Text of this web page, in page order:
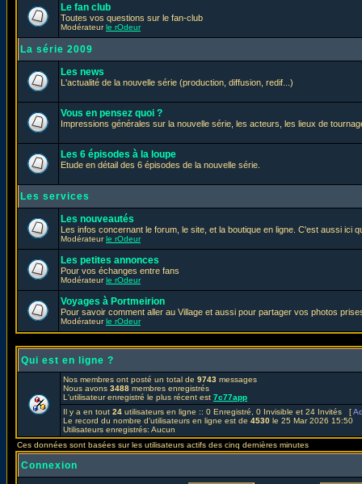
Le fan club
Toutes vos questions sur le fan-club
Modérateurle rOdeur
La série 2009
Les news
L'actualité de la nouvelle série (production, diffusion, redif...)
Vous en pensez quoi ?
Impressions générales sur la nouvelle série, les acteurs, les lieux de
Les 6 épisodes à la loupe
Etude en détail des 6 épisodes de la nouvelle série.
Les services
Les nouveautés
Les infos concernant le forum, le site, et la boutique en ligne. C'est aussi ici
Modérateurle rOdeur
Les petites annonces
Pour vos échanges entre fans
Modérateurle rOdeur
Voyages à Portmeirion
Pour savoir comment aller au Village et aussi pour partager vos photos
Modérateurle rOdeur
Qui est en ligne ?
Nos membres ont posté un total de 9743 messages
Nous avons 3488 membres enregistrés
L'utilisateur enregistré le plus récent est 7c77app
Il y a en tout 24 utilisateurs en ligne :: 0 Enregistré, 0 Invisible et 24 Invités [
Le record du nombre d'utilisateurs en ligne est de 4530 le 25 Mar 2026 15:50
Utilisateurs enregistrés: Aucun
Ces données sont basées sur les utilisateurs actifs des cinq dernières minutes
Connexion